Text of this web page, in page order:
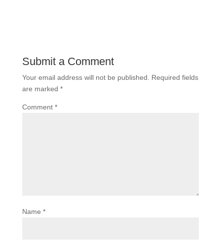
Submit a Comment
Your email address will not be published. Required fields
are marked *
Comment *
Name *